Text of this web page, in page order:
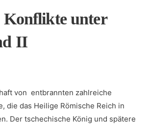
Konflikte unter⁤
II
von ‍ entbrannten ⁢zahlreiche
die das‌ Heilige‌ Römische Reich in
Der tschechische ⁣König und ⁤spätere